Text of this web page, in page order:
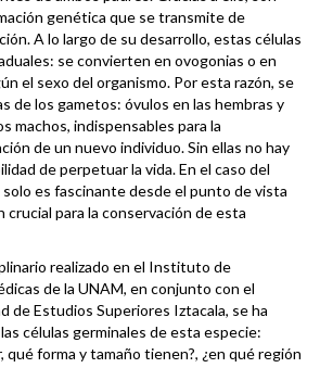
genética que se transmite de
A lo largo de su desarrollo, estas células
se convierten en ovogonias o en
el sexo del organismo. Por esta razón, se
de los gametos: óvulos en las hembras y
machos, indispensables para la
de un nuevo individuo. Sin ellas no hay
de perpetuar la vida. En el caso del
es fascinante desde el punto de vista
crucial para la conservación de esta
realizado en el Instituto de
de la UNAM, en conjunto con el
de Estudios Superiores Iztacala, se ha
células germinales de esta especie:
qué forma y tamaño tienen?, ¿en qué región